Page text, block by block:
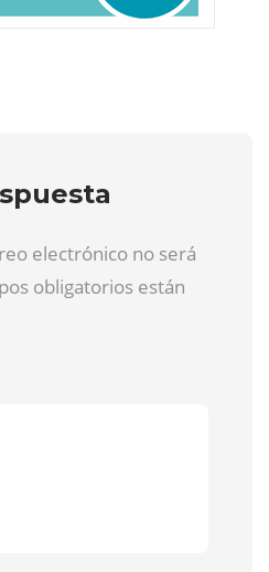
electrónico no será
obligatorios están